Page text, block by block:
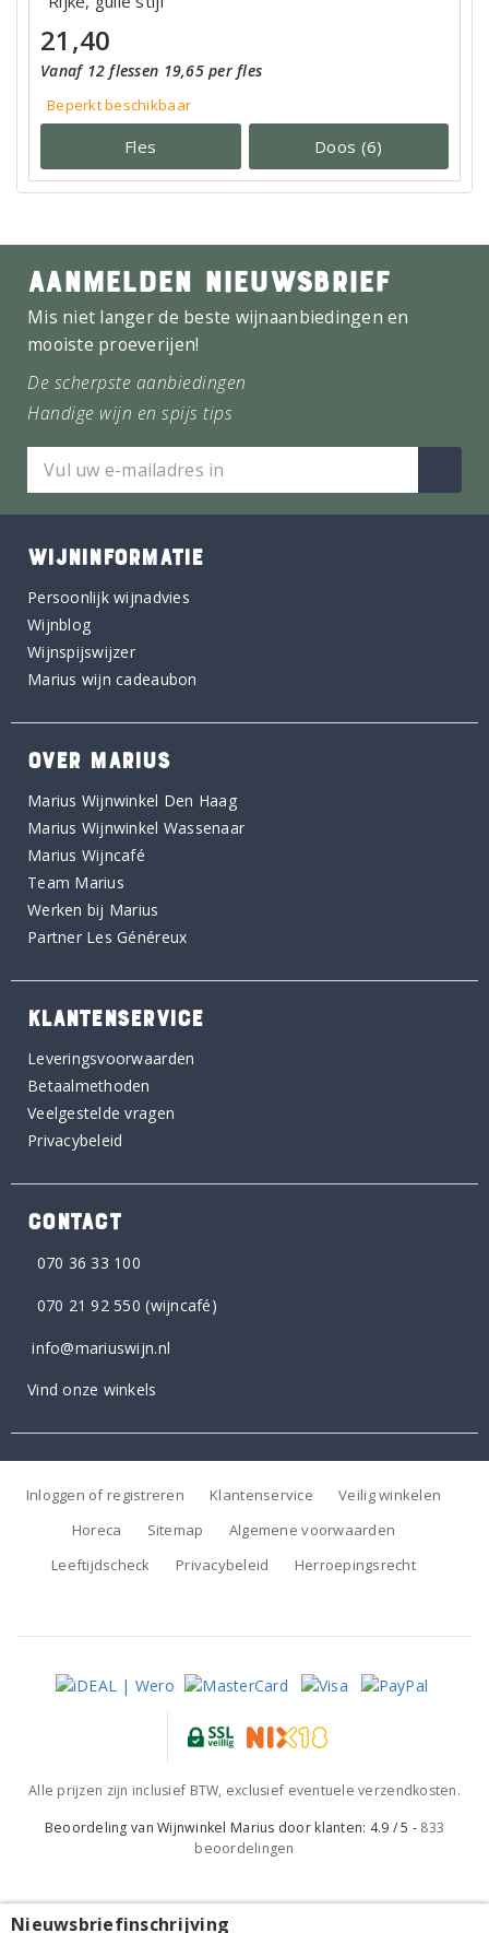
21,40
Vanaf 12 flessen 19,65 per fles
Beperkt beschikbaar
Fles Doos (6)
AANMELDEN NIEUWSBRIEF
Mis niet langer de beste wijnaanbiedingen en
mooiste proeverijen!
De scherpste aanbiedingen
Handige wijn en spijs tips
WIJNINFORMATIE
Persoonlijk wijnadvies
Wijnblog
Wijnspijswijzer
Marius wijn cadeaubon
OVER MARIUS
Marius Wijnwinkel Den Haag
Marius Wijnwinkel Wassenaar
Marius Wijncafé
Team Marius
Werken bij Marius
Partner Les Généreux
KLANTENSERVICE
Leveringsvoorwaarden
Betaalmethoden
Veelgestelde vragen
Privacybeleid
CONTACT
070 36 33 100
070 21 92 550 (wijncafé)
info@mariuswijn.nl
Vind onze winkels
Inloggen of registreren Klantenservice
Veilig winkelen
Horeca
Sitemap
Algemene voorwaarden
Leeftijdscheck
Privacybeleid Herroepingsrecht
Alle prijzen zijn inclusief BTW, exclusief eventuele verzendkosten.
Beoordeling vanWijnwinkel Marius door klanten: 4.9 /5 - 833
beoordelingen
Nieuwsbriefinschrijving